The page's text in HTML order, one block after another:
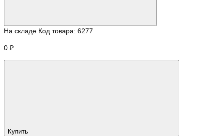
На складе Код товара: 6277
0 ₽
Купить